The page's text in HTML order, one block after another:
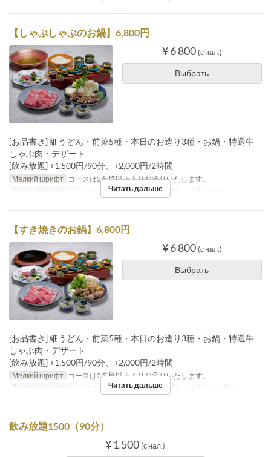
【しゃぶしゃぶのお鍋】6,800円
¥ 6 800 (с нал.)
Выбрать
[お品書き] 細うどん・前菜5種・本日のお造り3種・お鍋・特選牛
しゃぶ肉・デザート
[飲み放題] +1,500円/90分、+2,000円/2時間
Мелкий шрифт
コースは2名様以上よりお承りいたします。
Допустимые даты 01 апр. ~ Приемы пищи Обед, Чай, Ужин
Читать дальше
【すき焼きのお鍋】6,800円
¥ 6 800 (с нал.)
Выбрать
[お品書き] 細うどん・前菜5種・本日のお造り3種・お鍋・特選牛
しゃぶ肉・デザート
[飲み放題] +1,500円/90分、+2,000円/2時間
Мелкий шрифт
コースは2名様以上よりお承りいたします。
Допустимые даты 01 апр. ~ Приемы пищи Обед, Чай, Ужин, Ночь
Читать дальше
飲み放題1500（90分）
¥ 1 500 (с нал.)